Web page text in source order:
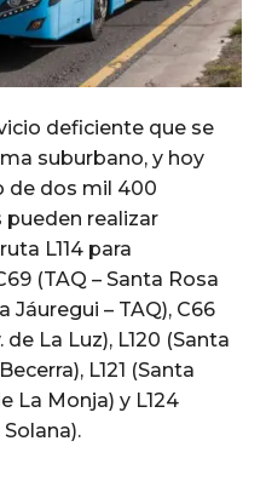
deficiente que se
suburbano, y hoy
de dos mil 400
pueden realizar
L114 para
(TAQ – Santa Rosa
Jáuregui – TAQ), C66
La Luz), L120 (Santa
L121 (Santa
La Monja) y L124